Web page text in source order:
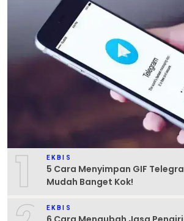
1 EKBIS
5 Cara Menyimpan GIF
Mudah Banget Kok!
EKBIS